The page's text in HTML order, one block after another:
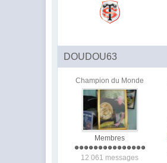
DOUDOU63
Champion du Monde
Membres
12 061 messages